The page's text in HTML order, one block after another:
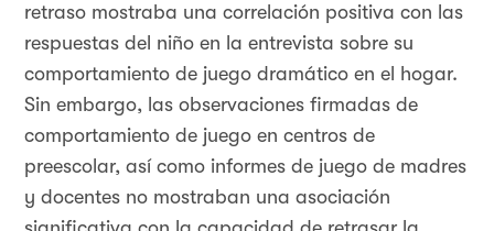
retraso mostraba una correlación positiva con las
respuestas del niño en la entrevista sobre su
comportamiento de juego dramático en el hogar.
Sin embargo, las observaciones firmadas de
comportamiento de juego en centros de
preescolar, así como informes de juego de madres
y docentes no mostraban una asociación